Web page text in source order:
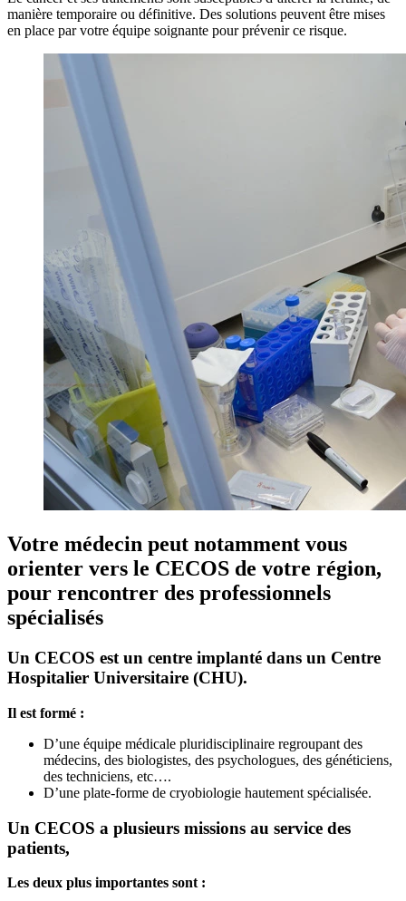
manière temporaire ou définitive. Des solutions peuvent être mises
en place par votre équipe soignante pour prévenir ce risque.
Votre médecin peut notamment vous
orienter vers le CECOS de votre région,
pour rencontrer des professionnels
spécialisés
Un CECOS est un centre implanté dans un Centre
Hospitalier Universitaire (CHU).
Il est formé :
D’une équipe médicale pluridisciplinaire regroupant des
médecins, des biologistes, des psychologues, des généticiens,
des techniciens, etc….
D’une plate-forme de cryobiologie hautement spécialisée.
Un CECOS a plusieurs missions au service des
patients,
Les deux plus importantes sont :